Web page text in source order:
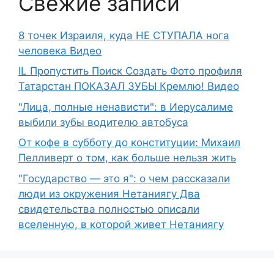
8 точек Израиля, куда НЕ СТУПАЛА нога
человека Видео
IL Пропустить Поиск Создать Фото профиля
Татарстан ПОКАЗАЛ ЗУБЫ Кремлю! Видео
"Лица, полные ненависти": в Иерусалиме
выбили зубы водителю автобуса
От кофе в субботу до конституции: Михаил
Пелливерт о том, как больше нельзя жить
"Государство — это я": о чем рассказали
люди из окружения Нетаниягу Два
свидетельства полностью описали
вселенную, в которой живет Нетаниягу